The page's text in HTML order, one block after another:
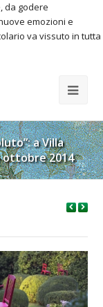
da godere
emozioni e
va vissuto in tutta
a Villa
ottobre 2014